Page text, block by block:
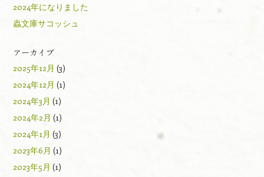
2024年になりました
蟲文庫サコッシュ
アーカイブ
2025年12月 (3)
2024年12月 (1)
2024年3月 (1)
2024年2月 (1)
2024年1月 (3)
2023年6月 (1)
2023年5月 (1)